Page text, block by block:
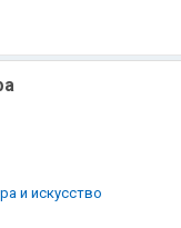
и искусство